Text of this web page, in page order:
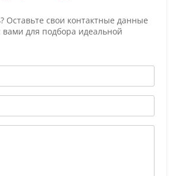
Оставьте свои контактные данные
для подбора идеальной